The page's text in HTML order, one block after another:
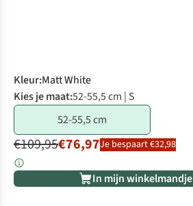
Kleur:Matt White
Kies je maat:52-55,5 cm | S
52-55,5 cm
€109,95€76,97Je bespaart €32,98
In mijn winkelmandje